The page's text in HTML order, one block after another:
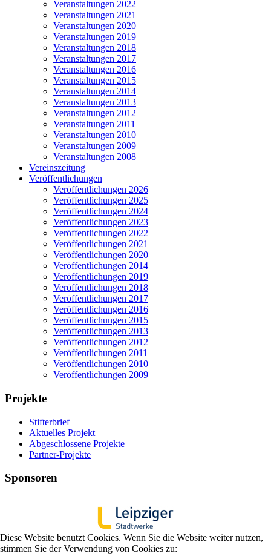
Veranstaltungen 2022
Veranstaltungen 2021
Veranstaltungen 2020
Veranstaltungen 2019
Veranstaltungen 2018
Veranstaltungen 2017
Veranstaltungen 2016
Veranstaltungen 2015
Veranstaltungen 2014
Veranstaltungen 2013
Veranstaltungen 2012
Veranstaltungen 2011
Veranstaltungen 2010
Veranstaltungen 2009
Veranstaltungen 2008
Vereinszeitung
Veröffentlichungen
Veröffentlichungen 2026
Veröffentlichungen 2025
Veröffentlichungen 2024
Veröffentlichungen 2023
Veröffentlichungen 2022
Veröffentlichungen 2021
Veröffentlichungen 2020
Veröffentlichungen 2014
Veröffentlichungen 2019
Veröffentlichungen 2018
Veröffentlichungen 2017
Veröffentlichungen 2016
Veröffentlichungen 2015
Veröffentlichungen 2013
Veröffentlichungen 2012
Veröffentlichungen 2011
Veröffentlichungen 2010
Veröffentlichungen 2009
Projekte
Stifterbrief
Aktuelles Projekt
Abgeschlossene Projekte
Partner-Projekte
Sponsoren
Diese Website benutzt Cookies. Wenn Sie die Website weiter nutzen,
stimmen Sie der Verwendung von Cookies zu: